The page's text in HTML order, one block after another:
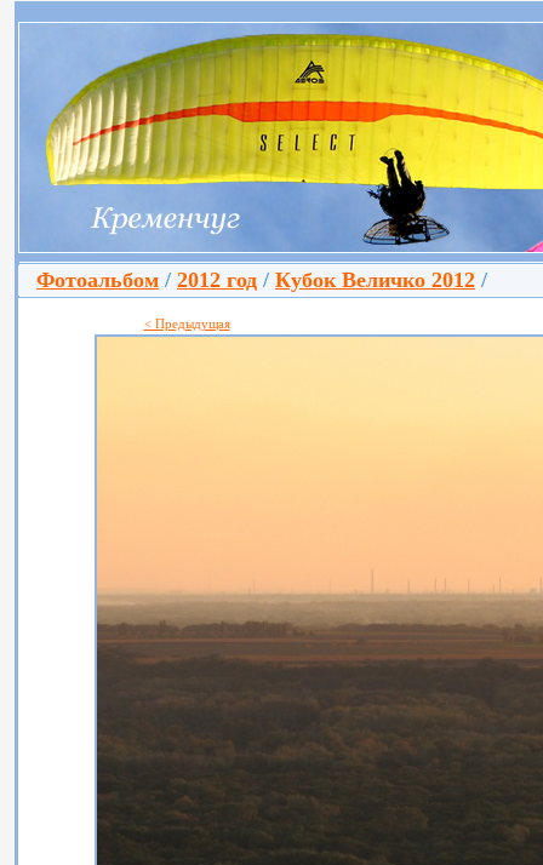
Фотоальбом / 2012 год / Кубок Величко 2012 /
< Предыдущая